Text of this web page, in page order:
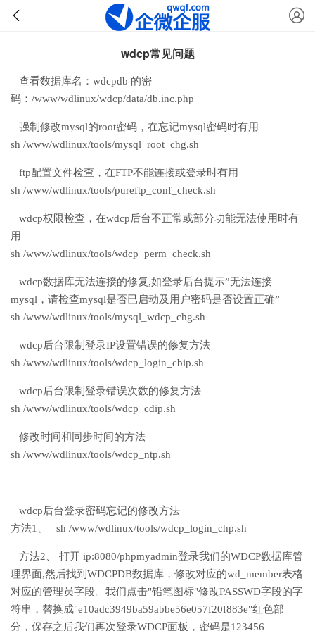
wdcp常见问题
查看数据库名：wdcpdb 的密
码：/www/wdlinux/wdcp/data/db.inc.php
强制修改mysql的root密码，在忘记mysql密码时有用
sh /www/wdlinux/tools/mysql_root_chg.sh
ftp配置文件检查，在FTP不能连接或登录时有用
sh /www/wdlinux/tools/pureftp_conf_check.sh
wdcp权限检查，在wdcp后台不正常或部分功能无法使用时有
用
sh /www/wdlinux/tools/wdcp_perm_check.sh
wdcp数据库无法连接的修复,如登录后台提示”无法连接
mysql，请检查mysql是否已启动及用户密码是否设置正确”
sh /www/wdlinux/tools/mysql_wdcp_chg.sh
wdcp后台限制登录IP设置错误的修复方法
sh /www/wdlinux/tools/wdcp_login_cbip.sh
wdcp后台限制登录错误次数的修复方法
sh /www/wdlinux/tools/wdcp_cdip.sh
修改时间和同步时间的方法
sh /www/wdlinux/tools/wdcp_ntp.sh
wdcp后台登录密码忘记的修改方法
方法1、 sh /www/wdlinux/tools/wdcp_login_chp.sh
方法2、 打开 ip:8080/phpmyadmin登录我们的WDCP数据库管
理界面,然后找到WDCPDB数据库，修改对应的wd_member表格
对应的管理员字段。我们点击"铅笔图标"修改PASSWD字段的字
符串，替换成"e10adc3949ba59abbe56e057f20f883e"红色部
分，保存之后我们再次登录WDCP面板，密码是123456